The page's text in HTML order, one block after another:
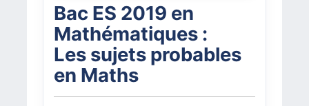
Bac ES 2019 en
Mathématiques :
Les sujets probables
en Maths